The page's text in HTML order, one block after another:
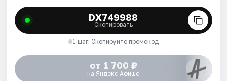
DX749988
Скопировать
1 шаг. Скопируйте промокод
от 1 700 ₽
на Яндекс Афише